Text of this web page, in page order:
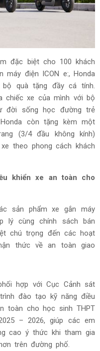
đặc biệt cho 100 khách
máy điện ICON e:, Honda
quà tặng đầy cá tính.
chiếc xe của mình với bộ
đời sống học đường trẻ
còn tặng kèm một
(3/4 đầu không kính)
theo phong cách khách
khiển xe an toàn cho
sản phẩm xe gắn máy
lý cùng chính sách bán
chú trọng đến các hoạt
thức về an toàn giao
hợp với Cục Cảnh sát
đào tạo kỹ năng điều
toàn cho học sinh THPT
– 2026, giúp các em
cao ý thức khi tham gia
trên đường phố.